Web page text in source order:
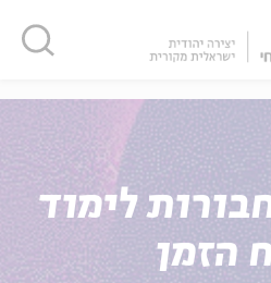
לימוד
הזמן